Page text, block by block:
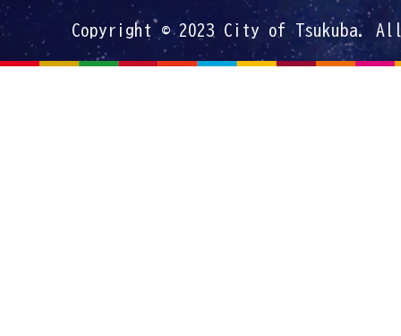
Copyright © 2023 City of Tsukuba.